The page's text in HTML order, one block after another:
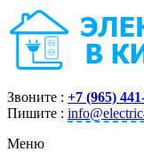
Звоните : +7 (965)
Пишите :
Меню